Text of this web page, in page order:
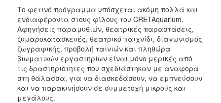
Το φετινό πρόγραμμα υπόσχεται ακόμη πολλά και
ενδιαφέροντα στους φίλους του CRETAquarium.
Αφηγήσεις παραμυθιών, θεατρικές παραστάσεις,
ζυμαροκατασκευές, θεατρικό παιχνίδι, διαγωνισμός
ζωγραφικής, προβολή ταινιών και πληθώρα
βιωματικών εργαστηρίων είναι μόνο μερικές από
τις δραστηριότητες που σχεδιάστηκαν με αναφορά
στη θάλασσα, για να διασκεδάσουν, να εμπνεύσουν
και να παρακινήσουν σε συμμετοχή μικρούς και
μεγάλους.